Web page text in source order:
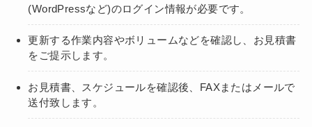
(WordPressなど)のログイン情報が必要です。
更新する作業内容やボリュームなどを確認し、お見積書
をご提示します。
お見積書、スケジュールを確認後、FAXまたはメールで
送付致します。